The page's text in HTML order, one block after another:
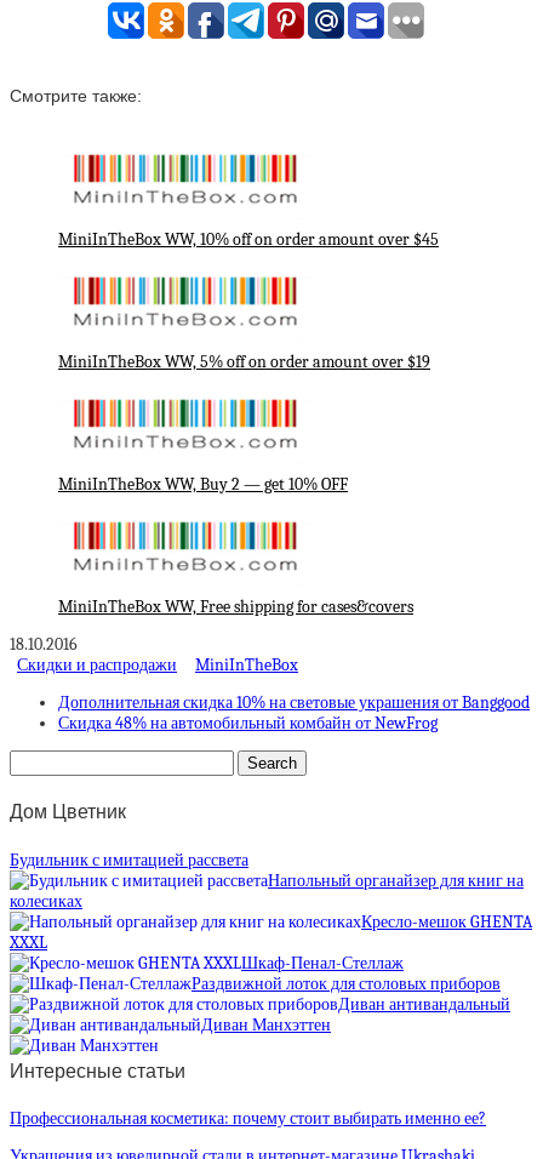
Смотрите также:
MiniInTheBox WW, 10% off on order amount over $45
MiniInTheBox WW, 5% off on order amount over $19
MiniInTheBox WW, Buy 2 — get 10% OFF
MiniInTheBox WW, Free shipping for cases&covers
18.10.2016
Скидки и распродажи
MiniInTheBox
Дополнительная скидка 10% на световые украшения от Banggood
Скидка 48% на автомобильный комбайн от NewFrog
Дом Цветник
Будильник с имитацией рассвета
Напольный органайзер для книг на
колесиках
Кресло-мешок GHENTA
XXXL
Шкаф-Пенал-Стеллаж
Раздвижной лоток для столовых приборов
Диван антивандальный
Диван Манхэттен
Интересные статьи
Профессиональная косметика: почему стоит выбирать именно ее?